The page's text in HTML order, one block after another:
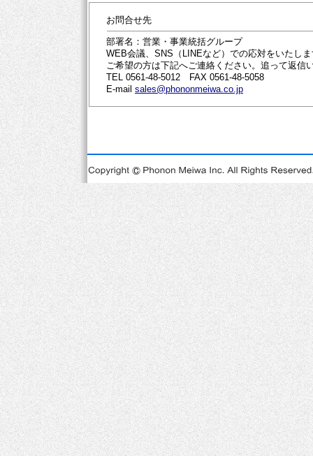
お問合せ先
部署名：営業・事業統括グループ
WEB会議、SNS（LINEなど）での応対をいたし
ご希望の方は下記へご連絡ください。追って返信
TEL 0561-48-5012 FAX 0561-48-5058
E-mail sales@phononmeiwa.co.jp